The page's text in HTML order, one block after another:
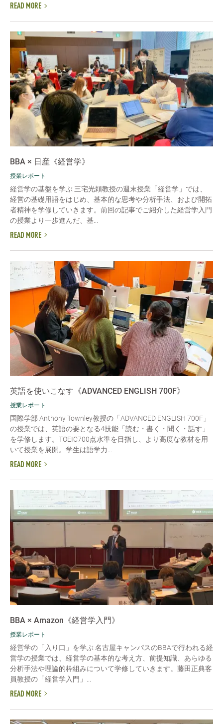
READ MORE
BBA × 日産《経営学》
授業レポート
経営学の基盤を学ぶ 三宅光頼教授の週末授業「経営学」では、
経営の基礎用語をはじめ、基本的な思考や分析手法、および開拓
者精神を学修していきます。前回の記事でご紹介した経営学入門
の授業より一歩進んだ、基...
READ MORE
英語を使いこなす《ADVANCED ENGLISH 700F》
授業レポート
国際学部 Anthony Townley教授の「ADVANCED ENGLISH 700F」
の授業では、英語の要となる4技能「読む・書く・聞く・話す」
を学修します。TOEIC700点水準を目指し、より高度な教材を用
いて授業を展開。学生は語学力...
READ MORE
BBA × Amazon《経営学入門》
授業レポート
経営学の「入り口」を学ぶ 名古屋キャンパスのBBAで行われる経
営学の授業では、経営学の基本的な考え方、前提知識、あらゆる
分析手法や理論的枠組みについて学修していきます。藤田正典客
員教授の「経営学入門」...
READ MORE